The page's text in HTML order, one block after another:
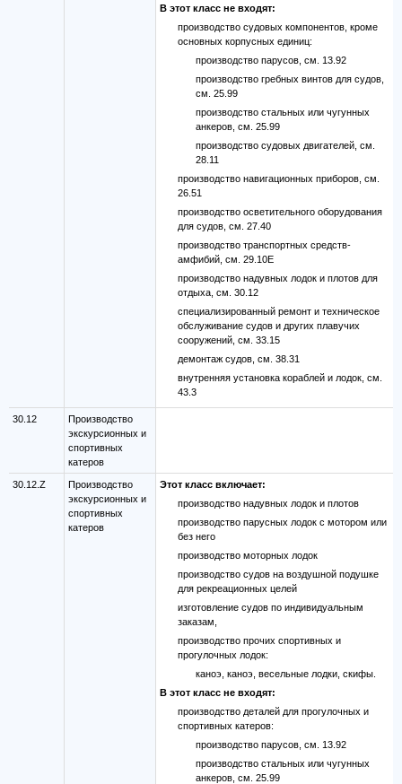
В этот класс не входят:
производство судовых компонентов, кроме
основных корпусных единиц:
производство парусов, см. 13.92
производство гребных винтов для судов,
см. 25.99
производство стальных или чугунных
анкеров, см. 25.99
производство судовых двигателей, см.
28.11
производство навигационных приборов, см.
26.51
производство осветительного оборудования
для судов, см. 27.40
производство транспортных средств-
амфибий, см. 29.10E
производство надувных лодок и плотов для
отдыха, см. 30.12
специализированный ремонт и техническое
обслуживание судов и других плавучих
сооружений, см. 33.15
демонтаж судов, см. 38.31
внутренняя установка кораблей и лодок, см.
43.3
30.12
Производство
экскурсионных и
спортивных
катеров
30.12.Z
Производство
экскурсионных и
спортивных
катеров
Этот класс включает:
производство надувных лодок и плотов
производство парусных лодок с мотором или
без него
производство моторных лодок
производство судов на воздушной подушке
для рекреационных целей
изготовление судов по индивидуальным
заказам,
производство прочих спортивных и
прогулочных лодок:
каноэ, каноэ, весельные лодки, скифы.
В этот класс не входят:
производство деталей для прогулочных и
спортивных катеров:
производство парусов, см. 13.92
производство стальных или чугунных
анкеров, см. 25.99